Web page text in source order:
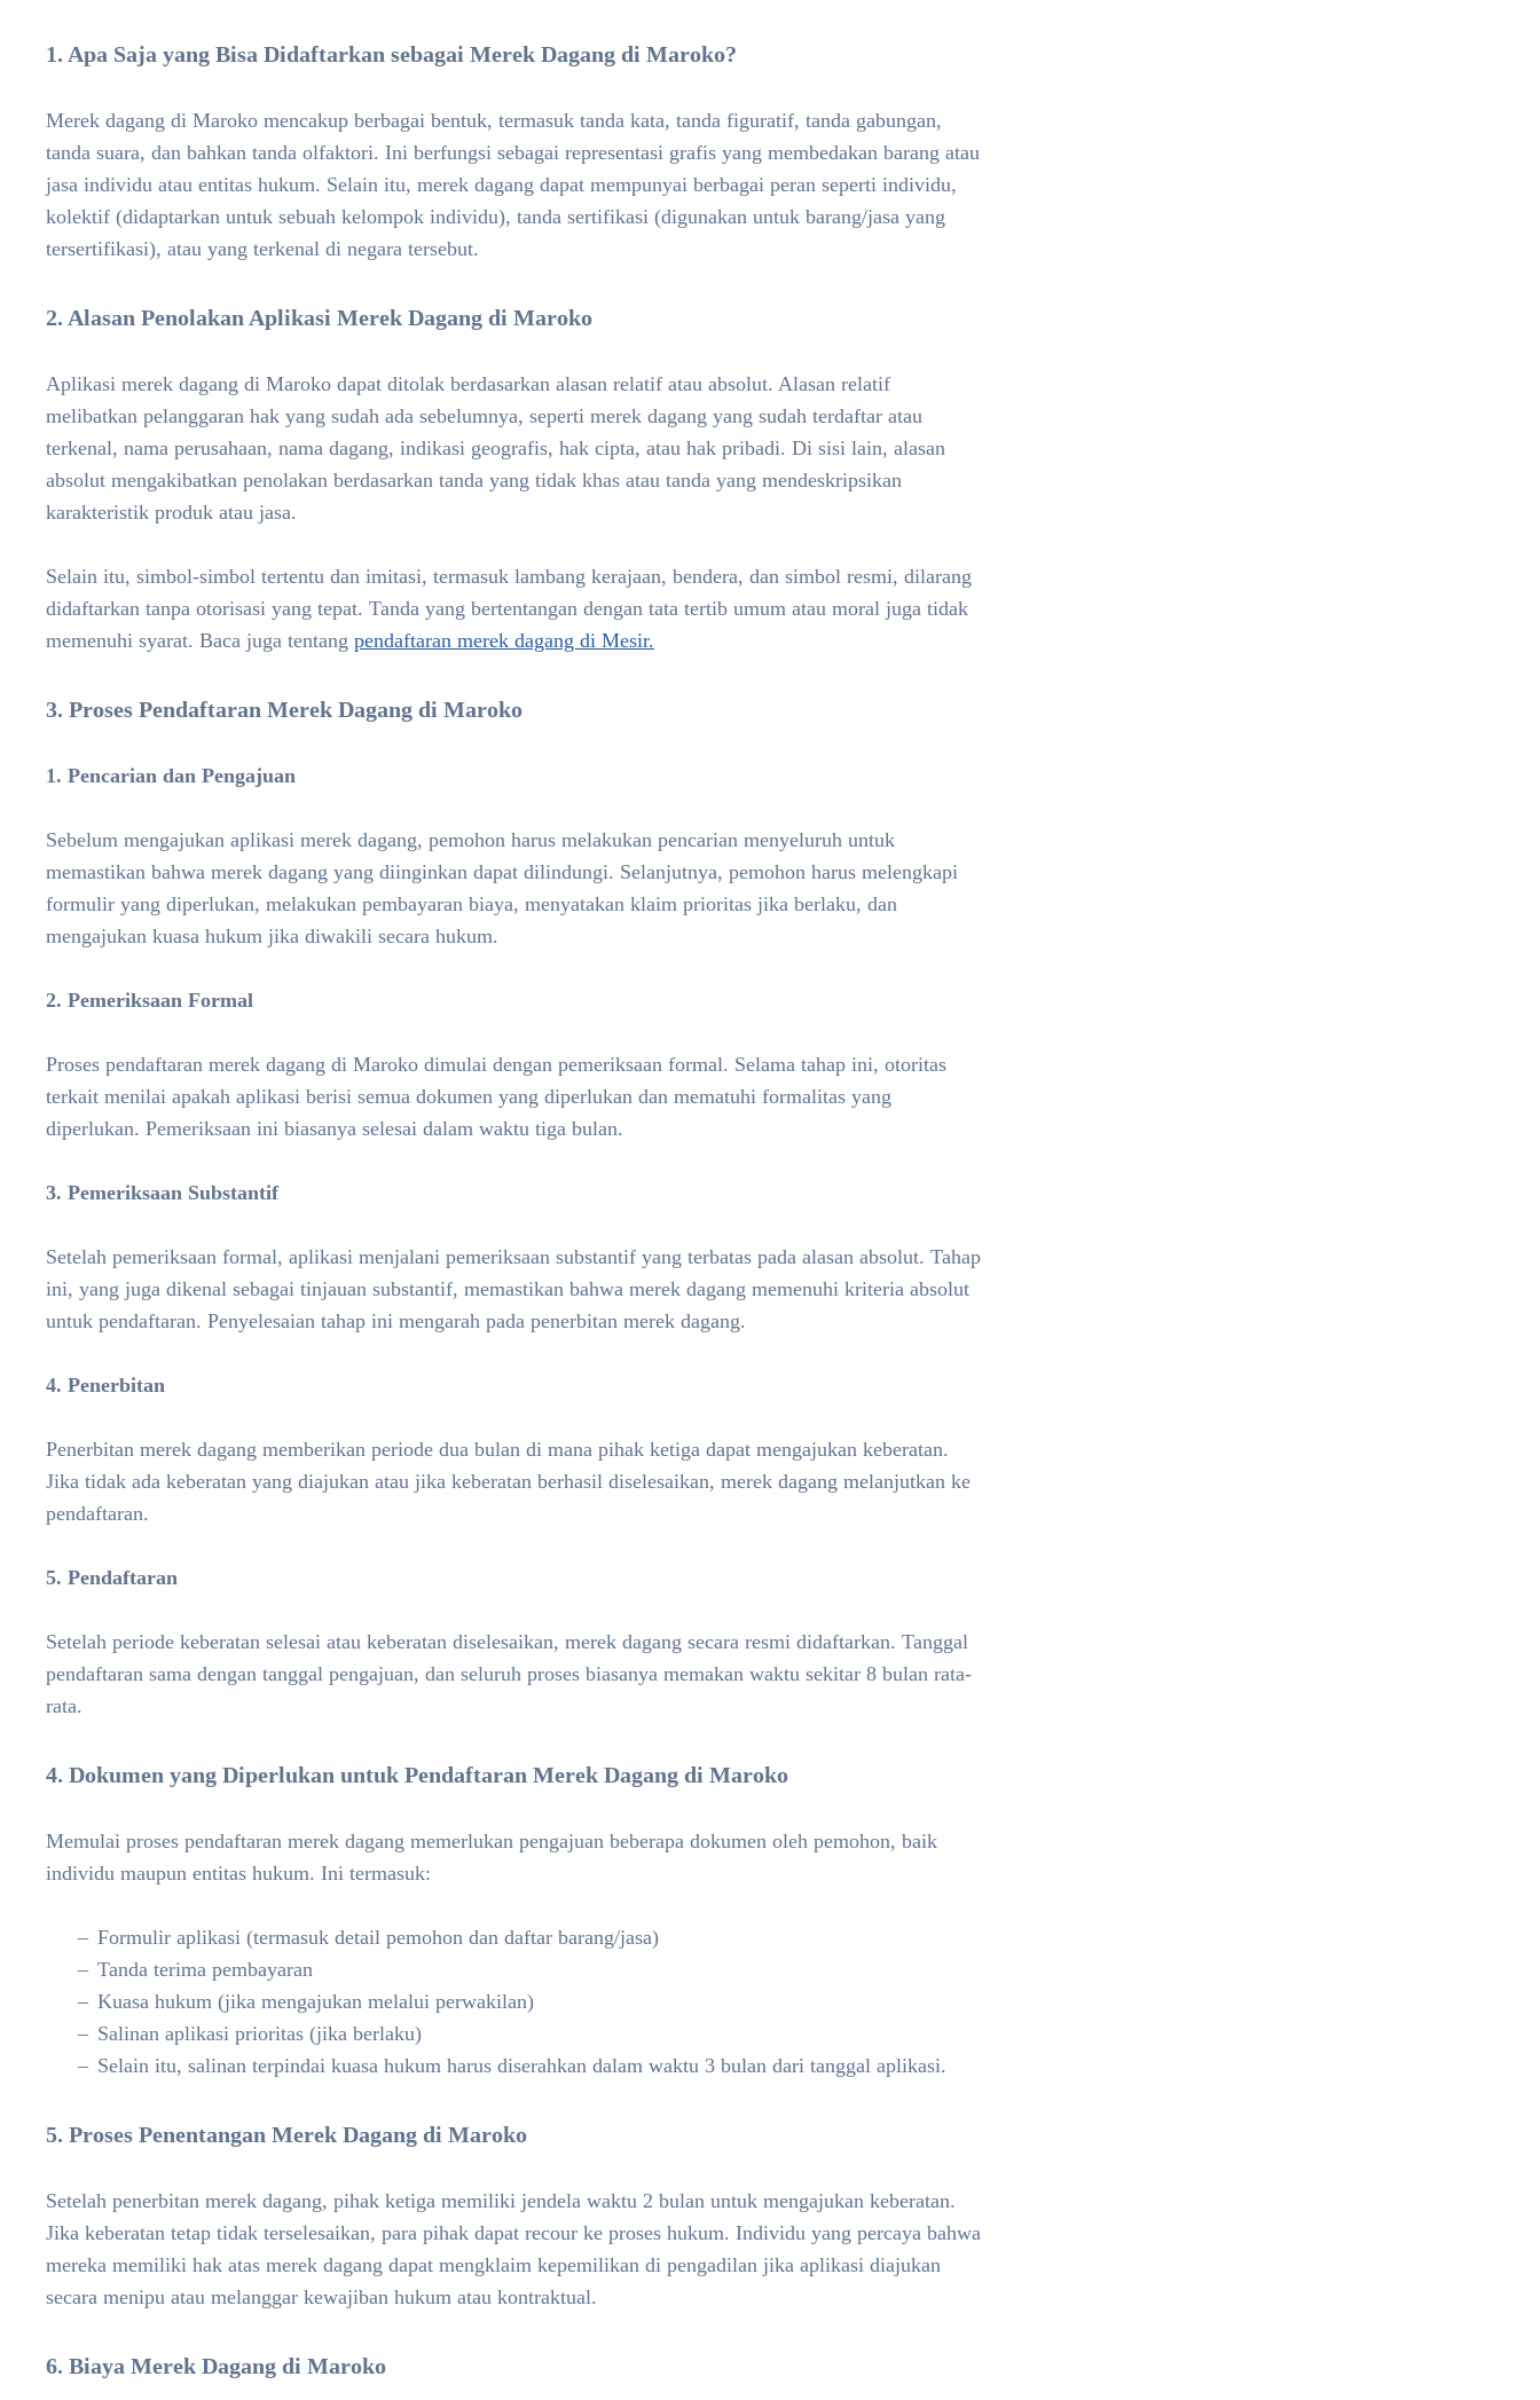
1. Apa Saja yang Bisa Didaftarkan sebagai Merek Dagang di Maroko?
Merek dagang di Maroko mencakup berbagai bentuk, termasuk tanda kata, tanda figuratif, tanda gabungan,
tanda suara, dan bahkan tanda olfaktori. Ini berfungsi sebagai representasi grafis yang membedakan barang atau
jasa individu atau entitas hukum. Selain itu, merek dagang dapat mempunyai berbagai peran seperti individu,
kolektif (didaptarkan untuk sebuah kelompok individu), tanda sertifikasi (digunakan untuk barang/jasa yang
tersertifikasi), atau yang terkenal di negara tersebut.
2. Alasan Penolakan Aplikasi Merek Dagang di Maroko
Aplikasi merek dagang di Maroko dapat ditolak berdasarkan alasan relatif atau absolut. Alasan relatif
melibatkan pelanggaran hak yang sudah ada sebelumnya, seperti merek dagang yang sudah terdaftar atau
terkenal, nama perusahaan, nama dagang, indikasi geografis, hak cipta, atau hak pribadi. Di sisi lain, alasan
absolut mengakibatkan penolakan berdasarkan tanda yang tidak khas atau tanda yang mendeskripsikan
karakteristik produk atau jasa.
Selain itu, simbol-simbol tertentu dan imitasi, termasuk lambang kerajaan, bendera, dan simbol resmi, dilarang
didaftarkan tanpa otorisasi yang tepat. Tanda yang bertentangan dengan tata tertib umum atau moral juga tidak
memenuhi syarat. Baca juga tentang pendaftaran merek dagang di Mesir.
3. Proses Pendaftaran Merek Dagang di Maroko
1. Pencarian dan Pengajuan
Sebelum mengajukan aplikasi merek dagang, pemohon harus melakukan pencarian menyeluruh untuk
memastikan bahwa merek dagang yang diinginkan dapat dilindungi. Selanjutnya, pemohon harus melengkapi
formulir yang diperlukan, melakukan pembayaran biaya, menyatakan klaim prioritas jika berlaku, dan
mengajukan kuasa hukum jika diwakili secara hukum.
2. Pemeriksaan Formal
Proses pendaftaran merek dagang di Maroko dimulai dengan pemeriksaan formal. Selama tahap ini, otoritas
terkait menilai apakah aplikasi berisi semua dokumen yang diperlukan dan mematuhi formalitas yang
diperlukan. Pemeriksaan ini biasanya selesai dalam waktu tiga bulan.
3. Pemeriksaan Substantif
Setelah pemeriksaan formal, aplikasi menjalani pemeriksaan substantif yang terbatas pada alasan absolut. Tahap
ini, yang juga dikenal sebagai tinjauan substantif, memastikan bahwa merek dagang memenuhi kriteria absolut
untuk pendaftaran. Penyelesaian tahap ini mengarah pada penerbitan merek dagang.
4. Penerbitan
Penerbitan merek dagang memberikan periode dua bulan di mana pihak ketiga dapat mengajukan keberatan.
Jika tidak ada keberatan yang diajukan atau jika keberatan berhasil diselesaikan, merek dagang melanjutkan ke
pendaftaran.
5. Pendaftaran
Setelah periode keberatan selesai atau keberatan diselesaikan, merek dagang secara resmi didaftarkan. Tanggal
pendaftaran sama dengan tanggal pengajuan, dan seluruh proses biasanya memakan waktu sekitar 8 bulan rata-
rata.
4. Dokumen yang Diperlukan untuk Pendaftaran Merek Dagang di Maroko
Memulai proses pendaftaran merek dagang memerlukan pengajuan beberapa dokumen oleh pemohon, baik
individu maupun entitas hukum. Ini termasuk:
Formulir aplikasi (termasuk detail pemohon dan daftar barang/jasa)
Tanda terima pembayaran
Kuasa hukum (jika mengajukan melalui perwakilan)
Salinan aplikasi prioritas (jika berlaku)
Selain itu, salinan terpindai kuasa hukum harus diserahkan dalam waktu 3 bulan dari tanggal aplikasi.
5. Proses Penentangan Merek Dagang di Maroko
Setelah penerbitan merek dagang, pihak ketiga memiliki jendela waktu 2 bulan untuk mengajukan keberatan.
Jika keberatan tetap tidak terselesaikan, para pihak dapat recour ke proses hukum. Individu yang percaya bahwa
mereka memiliki hak atas merek dagang dapat mengklaim kepemilikan di pengadilan jika aplikasi diajukan
secara menipu atau melanggar kewajiban hukum atau kontraktual.
6. Biaya Merek Dagang di Maroko